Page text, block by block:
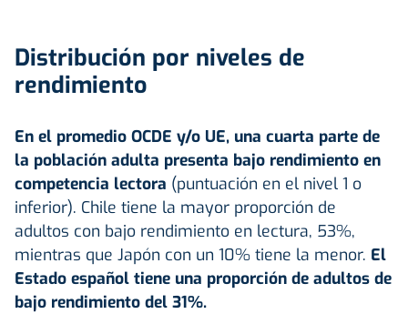
Distribución por niveles de
rendimiento
En el promedio OCDE y/o UE, una cuarta parte de
la población adulta presenta bajo rendimiento en
competencia lectora (puntuación en el nivel 1 o
inferior). Chile tiene la mayor proporción de
adultos con bajo rendimiento en lectura, 53%,
mientras que Japón con un 10% tiene la menor. El
Estado español tiene una proporción de adultos de
bajo rendimiento del 31%.